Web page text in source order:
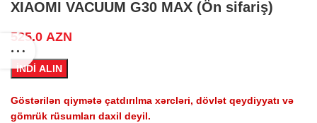
XIAOMI VACUUM G30 MAX (Ön sifariş)
525.0 AZN
İNDİ ALIN
Göstərilən qiymətə çatdırılma xərcləri, dövlət qeydiyyatı və
gömrük rüsumları daxil deyil.
AZN.